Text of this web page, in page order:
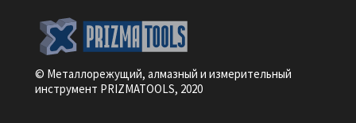
© Металлорежущий, алмазный и измерительный
инструмент PRIZMATOOLS, 2020